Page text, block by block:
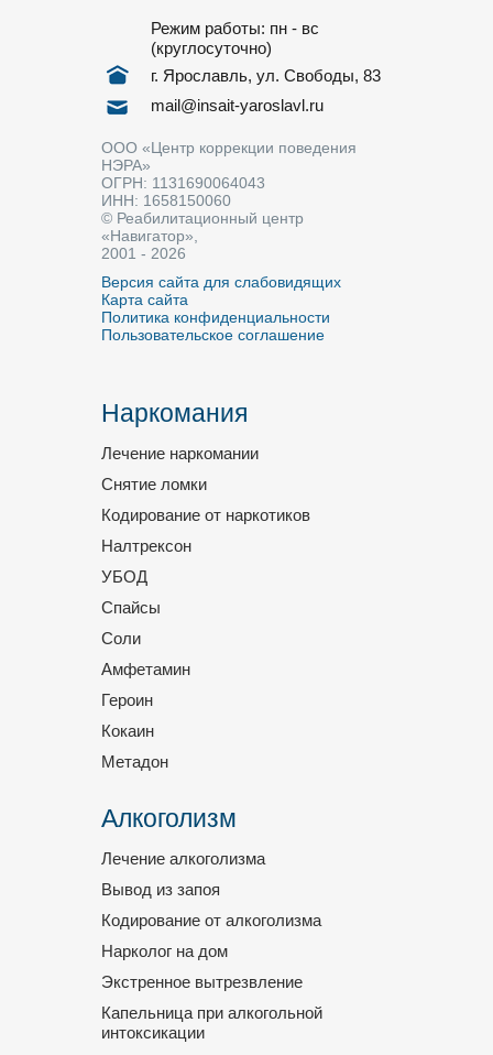
Режим работы: пн - вс
(круглосуточно)
г. Ярославль, ул. Свободы, 83
mail@insait-yaroslavl.ru
ООО «Центр коррекции поведения
НЭРА»
ОГРН: 1131690064043
ИНН: 1658150060
© Реабилитационный центр
«Навигатор»,
2001 - 2026
Версия сайта для слабовидящих
Карта сайта
Политика конфиденциальности
Пользовательское соглашение
Наркомания
Лечение наркомании
Снятие ломки
Кодирование от наркотиков
Налтрексон
УБОД
Спайсы
Соли
Амфетамин
Героин
Кокаин
Метадон
Алкоголизм
Лечение алкоголизма
Вывод из запоя
Кодирование от алкоголизма
Нарколог на дом
Экстренное вытрезвление
Капельница при алкогольной
интоксикации